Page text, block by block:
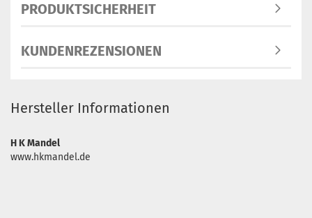
PRODUKTSICHERHEIT
KUNDENREZENSIONEN
Hersteller Informationen
H K Mandel
www.hkmandel.de